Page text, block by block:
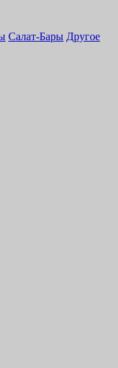
Салат-Бары Другое